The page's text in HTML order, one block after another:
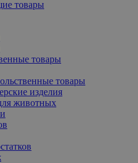
товары
товары
товары
изделия
животных